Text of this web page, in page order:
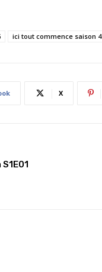
ici tout commence saison 4
X